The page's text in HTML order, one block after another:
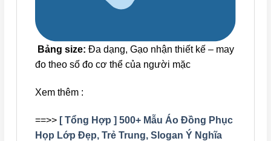
Bảng size: Đa dạng, Gạo nhận thiết kế – may
đo theo số đo cơ thể của người mặc
Xem thêm :
==>> [ Tổng Hợp ] 500+ Mẫu Áo Đồng Phục
Họp Lớp Đẹp, Trẻ Trung, Slogan Ý Nghĩa